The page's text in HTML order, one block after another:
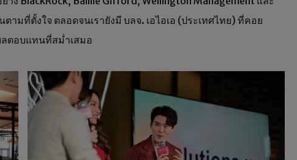
ามที่ตั้งใจ ตลอดจนเรายังมี บลจ. เอไอเอ (ประเทศไทย) ที่คอย
ลตอบแทนที่สม่ำเสมอ